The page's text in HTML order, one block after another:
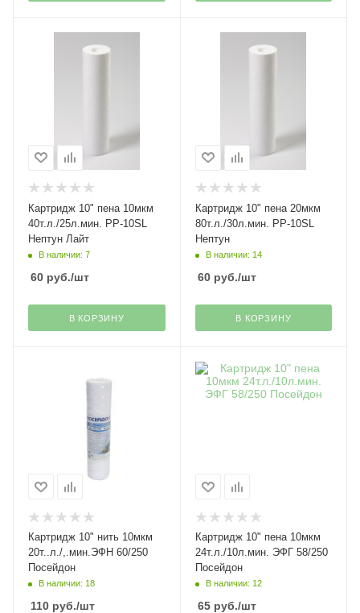
Картридж 10" пена 10мкм
40т.л./25л.мин. PP-10SL
Нептун Лайт
В наличии: 7
60 руб./шт
В КОРЗИНУ
Картридж 10" пена 20мкм
80т.л./30л.мин. PP-10SL
Нептун
В наличии: 14
60руб./шт
В КОРЗИНУ
Картридж 10" нить 10мкм
20т..л./,.мин.ЭФН 60/250
Посейдон
В наличии: 18
110 руб./шт
Картридж 10" пена 10мкм
24т.л./10л.мин. ЭФГ 58/250
Посейдон
В наличии: 12
65руб./шт